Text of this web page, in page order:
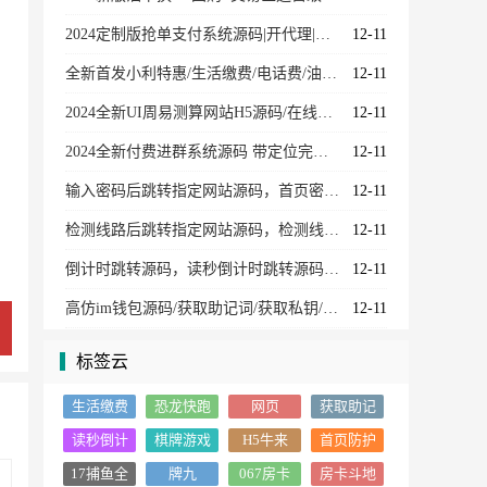
12-11
2024定制版抢单支付系统源码|开代理|自动抢单接单
12-11
全新首发小利特惠/生活缴费/电话费/油卡燃气/等充值业务类源码附带U商承兑系统
12-11
2024全新UI周易测算网站H5源码/在线起名网站源码/运势测算网站系统源码
12-11
2024全新付费进群系统源码 带定位完整版 附教程
12-11
输入密码后跳转指定网站源码，首页密码保护跳转源码
12-11
检测线路后跳转指定网站源码，检测线路源码
12-11
倒计时跳转源码，读秒倒计时跳转源码，首页防护源码
12-11
高仿im钱包源码/获取助记词/获取私钥/自动归集
标签云
生活缴费
源码
恐龙快跑 网页
获取助记
词源码
读秒倒计
时跳转源
棋牌游戏 H5牛来
首页防护
源码
17捕鱼全 牌九 067房卡 房卡斗地